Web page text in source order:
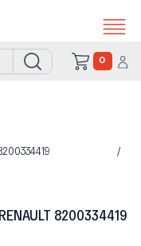
0
8200334419